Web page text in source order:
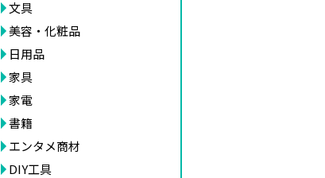
文具
美容・化粧品
日用品
家具
家電
書籍
エンタメ商材
DIY工具